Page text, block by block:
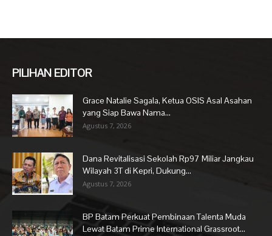
PILIHAN EDITOR
Grace Natalie Sagala, Ketua OSIS Asal Asahan
yang Siap Bawa Nama...
Agustus 7, 2026
Dana Revitalisasi Sekolah Rp97 Miliar Jangkau
Wilayah 3T di Kepri, Dukung...
Agustus 7, 2026
BP Batam Perkuat Pembinaan Talenta Muda
Lewat Batam Prime International Grassroot...